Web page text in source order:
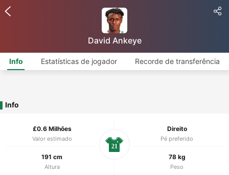
David Ankeye
Info Estatísticas de jogador Recorde de transferência
Info
£0.6 Milhões
Valor estimado
Direito
Pé preferido
191 cm
Altura
78 kg
Peso
21